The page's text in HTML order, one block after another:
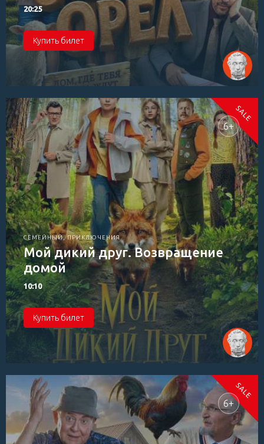
20:25
Купить билет
СЕМЕЙНЫЙ, ПРИКЛЮЧЕНИЯ
Мой дикий друг. Возвращение
домой
10:10
Купить билет
6+
6+